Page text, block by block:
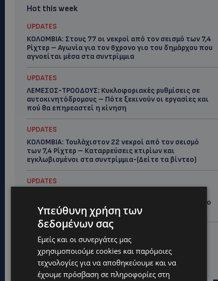
Hot this week
UPDATES
ΚΟΛΟΜΒΙΑ: Στους 77 οι νεκροί από τον σεισμό των 7,4
Ρίχτερ – Αγωνία για τον 6χρονο γιο του δημάρχου που
αγνοείται μέσα στα συντρίμμια
UPDATES
ΛΕΜΕΣΟΣ-ΤΡΟΟΔΟΥΣ: Κυκλοφοριακές ρυθμίσεις σε
αυτοκινητόδρομους – Πότε ξεκινούν οι εργασίες και
πού θα επηρεαστεί η κίνηση
UPDATES
ΚΟΛΟΜΒΙΑ: Τουλάχιστον 22 νεκροί από τον σεισμό
των 7,4 Ρίχτερ – Καταρρεύσεις κτιρίων και
εγκλωβισμένοι στα συντρίμμια-(Δείτε τα βίντεο)
UPDATES
επένδυση άνω των €100 εκατ. – Ποιος βρίσκεται στο
τιμόνι του μεγάλου project-ΑΠΟΚΛΕΙΣΤΙΚΟ
«ΣΕΙΡΗΝΕΣ»: Έπεσαν στη θάλασσα για έναν σκοπό –
120 γυναίκες κολύμπησαν στον Πρωταρά για την
Αροδαφνούσα-(Φώτο)
Υπεύθυνη χρήση των
δεδομένων σας
Εμείς και οι συνεργάτες μας
χρησιμοποιούμε cookies και παρόμοιες
τεχνολογίες για να αποθηκεύουμε και να
έχουμε πρόσβαση σε πληροφορίες στη